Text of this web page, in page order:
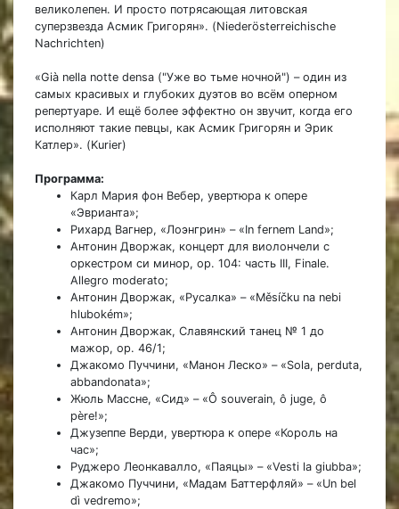
великолепен. И просто потрясающая литовская
суперзвезда Асмик Григорян». (Niederösterreichische
Nachrichten)
«Già nella notte densa ("Уже во тьме ночной") – один из
самых красивых и глубоких дуэтов во всём оперном
репертуаре. И ещё более эффектно он звучит, когда его
исполняют такие певцы, как Асмик Григорян и Эрик
Катлер». (Kurier)
Программа:
Карл Мария фон Вебер, увертюра к опере
«Эврианта»;
Рихард Вагнер, «Лоэнгрин» – «In fernem Land»;
Антонин Дворжак, концерт для виолончели с
оркестром си минор, op. 104: часть III, Finale.
Allegro moderato;
Антонин Дворжак, «Русалка» – «Měsíčku na nebi
hlubokém»;
Антонин Дворжак, Славянский танец № 1 до
мажор, op. 46/1;
Джакомо Пуччини, «Манон Леско» – «Sola, perduta,
abbandonata»;
Жюль Массне, «Сид» – «Ô souverain, ô juge, ô
père!»;
Джузеппе Верди, увертюра к опере «Король на
час»;
Руджеро Леонкавалло, «Паяцы» – «Vesti la giubba»;
Джакомо Пуччини, «Мадам Баттерфляй» – «Un bel
dì vedremo»;